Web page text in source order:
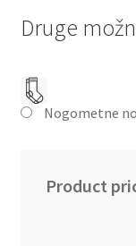
Druge
Nogometne
Product